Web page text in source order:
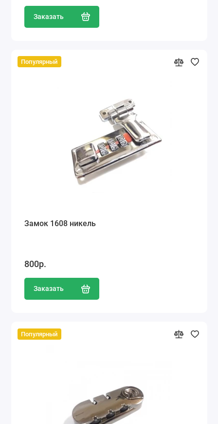
Заказать
Популярный
Замок 1608 никель
800р.
Заказать
Популярный